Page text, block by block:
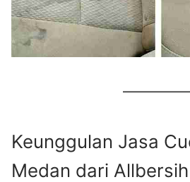
Keunggulan Jasa
Medan dari Allbersih